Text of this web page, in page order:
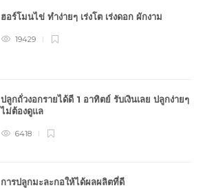
ฮอร์โมนไข่ ทำง่ายๆ เร่งโต เร่งดอก ผักงาม
19429
ปลูกถั่วงอกรายได้ดี 1 อาทิตย์ รับเงินเลย ปลูกง่ายๆ
ไม่ต้องดูแล
6418
การปลูกมะละกอให้ได้ผลผลิตที่ดี